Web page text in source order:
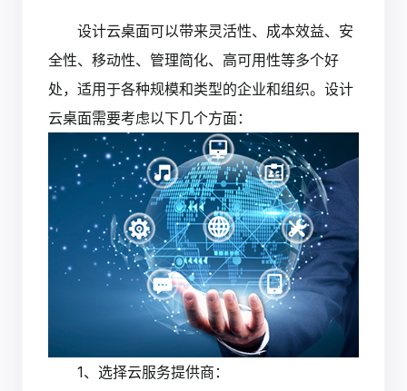
设计云桌面可以带来灵活性、成本效益、安
全性、移动性、管理简化、高可用性等多个好
处，适用于各种规模和类型的企业和组织。设计
云桌面需要考虑以下几个方面：
1、选择云服务提供商：